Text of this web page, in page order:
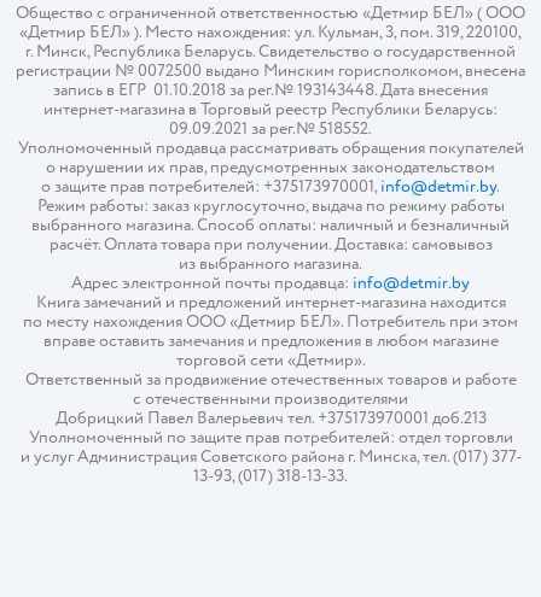
Общество с ограниченной ответственностью «Детмир БЕЛ» ( ООО
«Детмир БЕЛ» ). Место нахождения: ул. Кульман, 3, пом. 319, 220100,
г. Минск, Республика Беларусь. Свидетельство о государственной
регистрации № 0072500 выдано Минским горисполкомом, внесена
запись в ЕГР 01.10.2018 за рег.№ 193143448. Дата внесения
интернет-магазина в Торговый реестр Республики Беларусь:
09.09.2021 за рег.№ 518552.
Уполномоченный продавца рассматривать обращения покупателей
о нарушении их прав, предусмотренных законодательством
о защите прав потребителей: +375173970001,info@detmir.by.
Режим работы: заказ круглосуточно, выдача по режиму работы
выбранного магазина. Способ оплаты: наличный и безналичный
расчёт. Оплата товара при получении. Доставка: самовывоз
из выбранного магазина.
Адрес электронной почты продавца: info@detmir.by
Книга замечаний и предложений интернет-магазина находится
по месту нахождения ООО «Детмир БЕЛ». Потребитель при этом
вправе оставить замечания и предложения в любом магазине
торговой сети «Детмир».
Ответственный за продвижение отечественных товаров и работе
с отечественными производителями
Добрицкий Павел Валерьевич тел. +375173970001 доб.213
Уполномоченный по защите прав потребителей: отдел торговли
и услуг Администрация Советского района г. Минска, тел. (017) 377-
13-93, (017) 318-13-33.